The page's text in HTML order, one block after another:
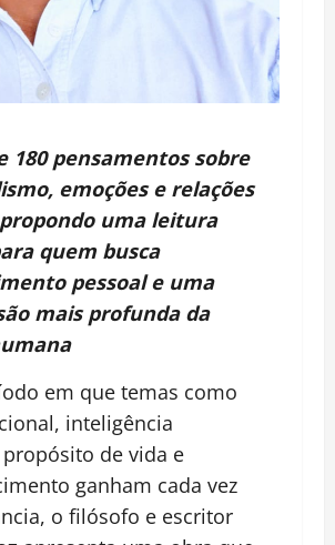
180 pensamentos sobre
emoções e relações
uma leitura
quem busca
pessoal e uma
mais profunda da
em que temas como
inteligência
de vida e
ganham cada vez
o filósofo e escritor